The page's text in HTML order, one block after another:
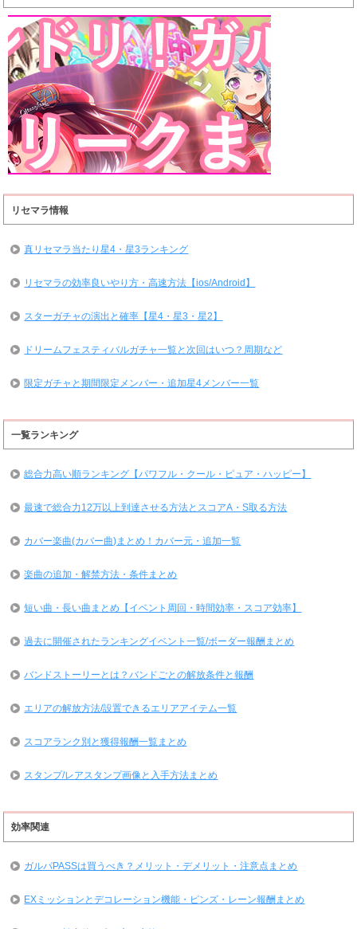
リセマラ情報
真リセマラ当たり星4・星3ランキング
リセマラの効率良いやり方・高速方法【ios/Android】
スターガチャの演出と確率【星4・星3・星2】
ドリームフェスティバルガチャ一覧と次回はいつ？周期など
限定ガチャと期間限定メンバー・追加星4メンバー一覧
一覧ランキング
総合力高い順ランキング【パワフル・クール・ピュア・ハッピー】
最速で総合力12万以上到達させる方法とスコアA・S取る方法
カバー楽曲(カバー曲)まとめ！カバー元・追加一覧
楽曲の追加・解禁方法・条件まとめ
短い曲・長い曲まとめ【イベント周回・時間効率・スコア効率】
過去に開催されたランキングイベント一覧/ボーダー報酬まとめ
バンドストーリーとは？バンドごとの解放条件と報酬
エリアの解放方法/設置できるエリアアイテム一覧
スコアランク別と獲得報酬一覧まとめ
スタンプ/レアスタンプ画像と入手方法まとめ
効率関連
ガルパPASSは買うべき？メリット・デメリット・注意点まとめ
EXミッションとデコレーション機能・ピンズ・レーン報酬まとめ